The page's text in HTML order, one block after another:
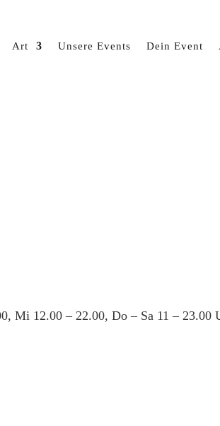
Art Unsere Events Dein Event
Mi 12.00 – 22.00, Do – Sa 11 – 23.00